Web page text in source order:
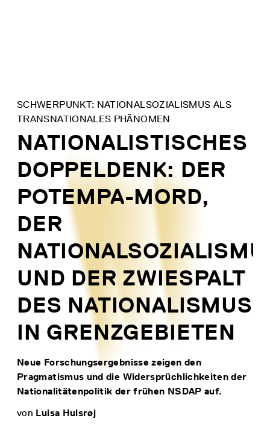
SCHWERPUNKT: NATIONALSOZIALISMUS ALS
TRANSNATIONALES PHÄNOMEN
NATIONALISTISCHES
DOPPELDENK: DER
POTEMPA-MORD,
DER
UND DER ZWIESPALT
DES NATIONALISMUS
IN GRENZGEBIETEN
Neue Forschungsergebnisse zeigen den
Pragmatismus und die Widersprüchlichkeiten der
Nationalitätenpolitik der frühen NSDAP auf.
von Luisa Hulsrøj